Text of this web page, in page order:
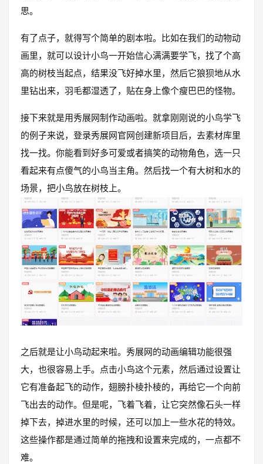
思。
有了点子，就得写个简单的剧本啦。比如在我们的动物动
画里，就可以设计小鸟一开始信心满满要学飞，找了个高
高的树枝当起点，结果没飞好掉水里，然后它狼狈地从水
里钻出来，羽毛都湿透了，贴在身上像个瘦巴巴的怪物。
接下来就是用秀展网制作动画啦。就拿刚刚说的小鸟学飞
的例子来说，登录秀展网官网创建新项目后，去素材库里
找一找。你能看到好多可爱或者搞笑的动物角色，选一只
看起来有点傻气的小鸟当主角。然后找一个有大树和水的
场景，把小鸟放在树枝上。
之后就是让小鸟动起来啦。秀展网的动画编辑功能很强
大，也很容易上手。点击小鸟这个元素，然后通过设置让
它有准备起飞的动作，翅膀扑棱扑棱的，再给它一个向前
飞出去的动作。但是呢，飞着飞着，让它突然像石头一样
掉下去，掉进水里的时候，还可以加上一些水花的特效。
这些操作都是通过简单的拖拽和设置来完成的，一点都不
难。